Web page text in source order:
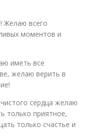
Желаю всего
моментов и
иметь все
желаю верить в
сердца желаю
только приятное,
только счастье и